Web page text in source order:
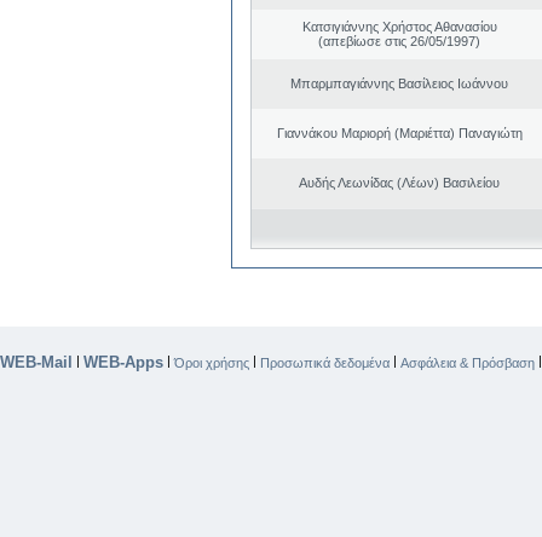
Κατσιγιάννης Χρήστος Αθανασίου
(απεβίωσε στις 26/05/1997)
Μπαρμπαγιάννης Βασίλειος Ιωάννου
Γιαννάκου Μαριορή (Μαριέττα) Παναγιώτη
Αυδής Λεωνίδας (Λέων) Βασιλείου
WEB-Mail | WEB-Apps |Όροι χρήσης | Προσωπικά δεδομένα | Ασφάλεια & Πρόσβαση